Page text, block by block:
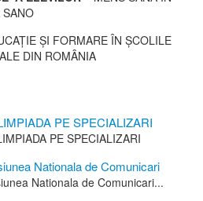
ȘI FORMARE ÎN ȘCOLILE
DIN ROMÂNIA
PE SPECIALIZARI
PE SPECIALIZARI
Nationala de Comunicari
Didactice
Nationala de Comunicari...